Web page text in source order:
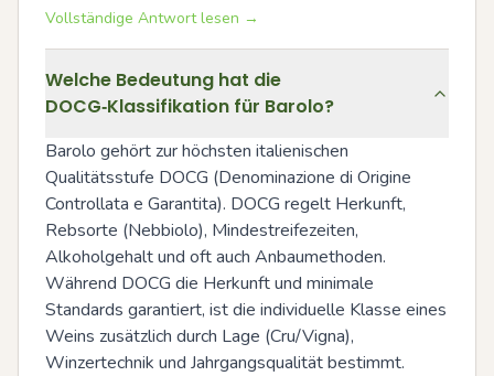
Vollständige Antwort lesen →
Welche Bedeutung hat die
DOCG‑Klassifikation für Barolo?
Barolo gehört zur höchsten italienischen
Qualitätsstufe DOCG (Denominazione di Origine
Controllata e Garantita). DOCG regelt Herkunft,
Rebsorte (Nebbiolo), Mindestreifezeiten,
Alkoholgehalt und oft auch Anbaumethoden.
Während DOCG die Herkunft und minimale
Standards garantiert, ist die individuelle Klasse eines
Weins zusätzlich durch Lage (Cru/Vigna),
Winzertechnik und Jahrgangsqualität bestimmt.